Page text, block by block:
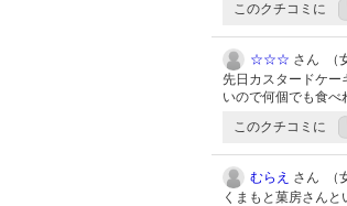
このクチコミに
☆☆☆ さん （
先日カスタードケ
いので何個でも食べ
このクチコミに
むらえ さん （
くまもと菓房さん